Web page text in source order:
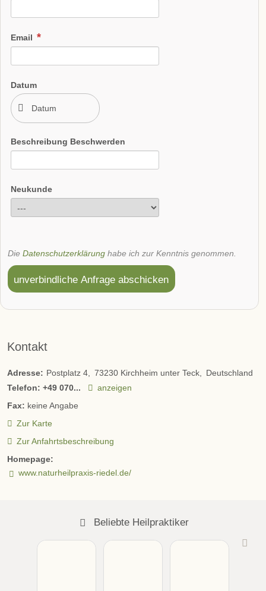
Email
Datum
Beschreibung Beschwerden
Neukunde
Die Datenschutzerklärung habe ich zur Kenntnis genommen.
unverbindliche Anfrage abschicken
Kontakt
Adresse: Postplatz 4 73230 Kirchheim unter Teck
Deutschland
Telefon: +49 070...
anzeigen
Fax: keine Angabe
Zur Karte
Zur Anfahrtsbeschreibung
Homepage:
www.naturheilpraxis-riedel.de/
Beliebte Heilpraktiker